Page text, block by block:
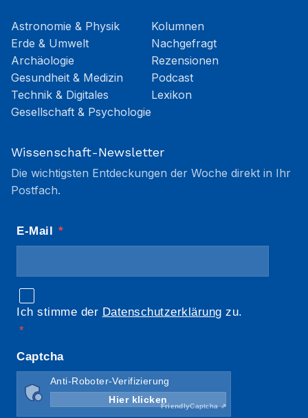
Astronomie & Physik
Erde & Umwelt
Archäologie
Gesundheit & Medizin
Technik & Digitales
Gesellschaft & Psychologie
Kolumnen
Nachgefragt
Rezensionen
Podcast
Lexikon
Wissenschaft-Newsletter
Die wichtigsten Entdeckungen der Woche direkt in Ihr
Postfach.